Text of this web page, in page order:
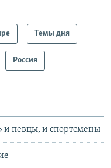
Темы дня
Россия
и певцы, и спортсмены